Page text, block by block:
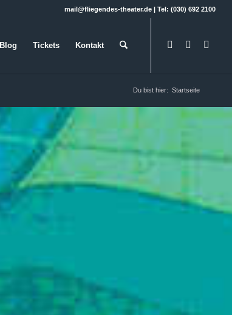
mail@fliegendes-theater.de | Tel: (030) 692 2100
Blog Tickets Kontakt
Du bist hier: Startseite